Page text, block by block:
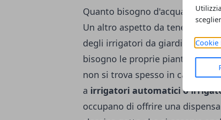
Cookie
Quanto bisogno d'acqua hanno
Un altro aspetto da tenere bene
degli irrigatori da giardino
,
bisogno le proprie piante.
non si trova spesso in casa e,
a irrigatori automatici o
occupano di offrire una